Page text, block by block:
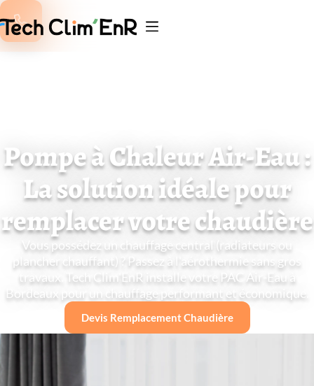
Pompe à Chaleur Air-Eau :
La solution idéale pour
remplacer votre chaudière
Vous possédez un chauffage central (radiateurs ou
plancher chauffant) ? Passez à l'aérothermie sans gros
travaux. Tech Clim'EnR installe votre PAC Air-Eau à
Bordeaux pour un chauffage performant et économique.
Devis Remplacement
Devis Remplacement Chaudière
